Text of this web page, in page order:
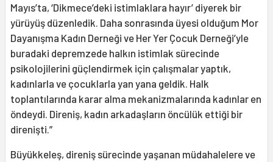
Mayıs’ta, ‘Dikmece’deki istimlaklara hayır’ diyerek bir
yürüyüş düzenledik. Daha sonrasında üyesi olduğum Mor
Dayanışma Kadın Derneği ve Her Yer Çocuk Derneği’yle
buradaki depremzede halkın istimlak sürecinde
psikolojilerini güçlendirmek için çalışmalar yaptık,
kadınlarla ve çocuklarla yan yana geldik. Halk
toplantılarında karar alma mekanizmalarında kadınlar en
öndeydi. Direniş, kadın arkadaşların öncülük ettiği bir
direnişti.”
Büyükkeleş, direniş sürecinde yaşanan müdahalelere ve